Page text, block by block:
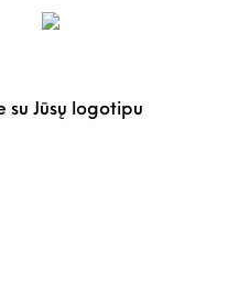
su Jūsų logotipu